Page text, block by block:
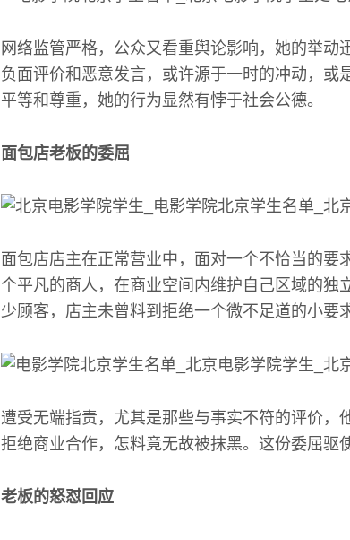
网络监管严格，公众又看重舆论影响，她的举
负面评价和恶意发言，或许源于一时的冲动，或
平等和尊重，她的行为显然有悖于社会公德。
面包店老板的委屈
面包店店主在正常营业中，面对一个不恰当的要
个平凡的商人，在商业空间内维护自己区域的独
少顾客，店主未曾料到拒绝一个微不足道的小要
遭受无端指责，尤其是那些与事实不符的评价，
拒绝商业合作，怎料竟无故被抹黑。这份委屈驱
老板的怒怼回应